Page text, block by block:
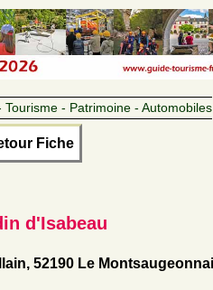
- Patrimoine - Automobiles
Fiche
d'Isabeau
52190 Le